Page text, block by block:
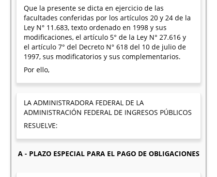
Que la presente se dicta en ejercicio de las
facultades conferidas por los artículos 20 y 24 de la
Ley N° 11.683, texto ordenado en 1998 y sus
modificaciones, el artículo 5° de la Ley N° 27.616 y
el artículo 7° del Decreto N° 618 del 10 de julio de
1997, sus modificatorios y sus complementarios.
Por ello,
LA ADMINISTRADORA FEDERAL DE LA
ADMINISTRACIÓN FEDERAL DE INGRESOS PÚBLICOS
RESUELVE:
A - PLAZO ESPECIAL PARA EL PAGO DE OBLIGACIONES